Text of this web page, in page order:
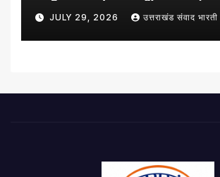
JULY 29, 2026 उत्तराखंड संवाद भारती